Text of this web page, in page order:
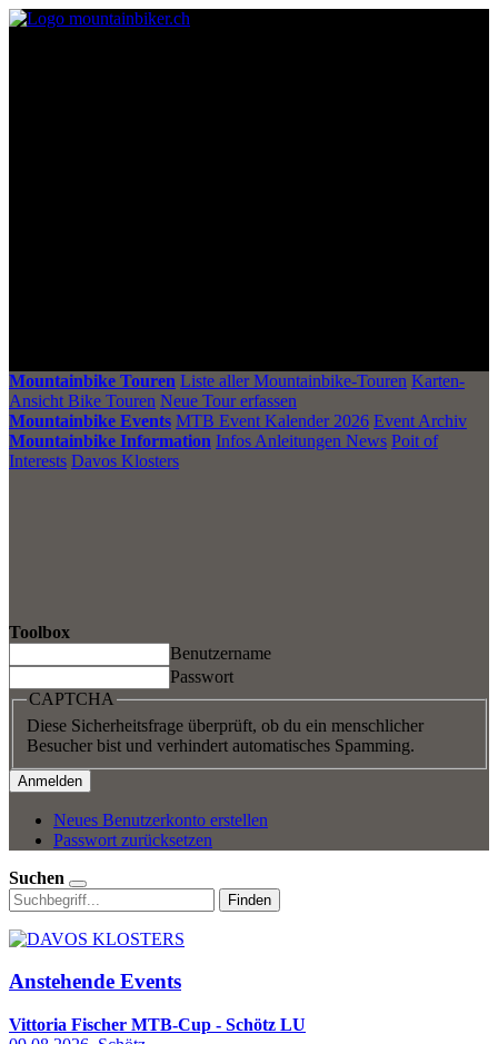
Mountainbike Touren Liste aller Mountainbike-Touren Karten-
Ansicht Bike Touren Neue Tour erfassen
Mountainbike Events MTB Event Kalender 2026 Event Archiv
Mountainbike Information Infos Anleitungen News Poit of
Interests Davos Klosters
Toolbox
Benutzername
Passwort
CAPTCHA
Diese Sicherheitsfrage überprüft, ob du ein menschlicher
Besucher bist und verhindert automatisches Spamming.
Neues Benutzerkonto erstellen
Passwort zurücksetzen
Suchen
Finden
Anstehende Events
Vittoria Fischer MTB-Cup - Schötz LU